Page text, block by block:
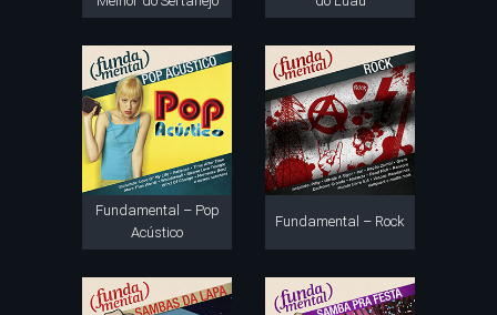
Fundamental – Pop
Acústico
Fundamental – Rock